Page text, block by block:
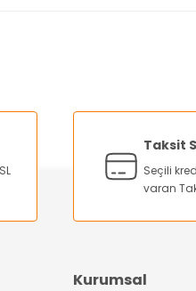
Taksit
Seçili
varan
Kurumsal